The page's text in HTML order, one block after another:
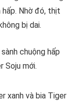
Nhờ đó, thịt
bị dai.
chuộng hấp
Soju mới.
xanh và bia Tiger